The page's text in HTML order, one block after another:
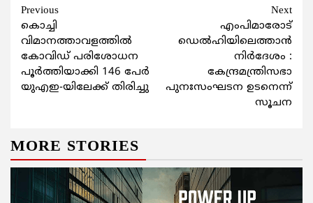
Continue
Reading
Previous
കൊച്ചി
വിമാനത്താവളത്തില്‍
കോവിഡ് പരിശോധന
പൂര്‍ത്തിയാക്കി 146 പേര്‍
യുഎഇ-യിലേക്ക് തിരിച്ചു
Next
എംപിമാരോട്
ഡെല്‍ഹിയിലെത്താന്‍
നിര്‍ദേശം :
കേന്ദ്രമന്ത്രിസഭാ
പുനഃസംഘടന ഉടനെന്ന്
സൂചന
MORE STORIES